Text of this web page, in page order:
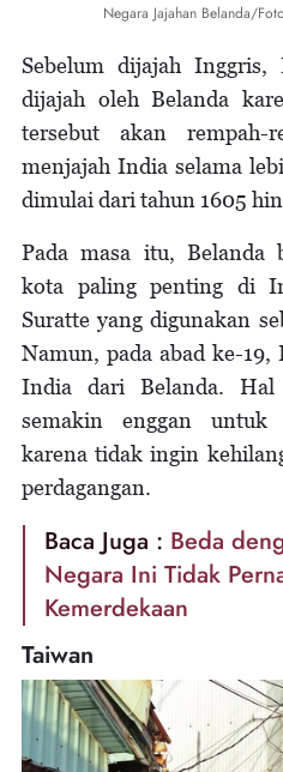
Negara Jajahan Belanda/
Sebelum dijajah
dijajah oleh Belanda
tersebut akan rempah-
menjajah India selama
dimulai dari tahun 1605
Pada masa itu, Belanda
kota paling penting di
Suratte yang digunakan
Namun, pada abad ke-
India dari Belanda.
semakin enggan untuk
karena tidak ingin
perdagangan.
Baca Juga : Beda
Negara Ini Tidak
Kemerdekaan
Taiwan